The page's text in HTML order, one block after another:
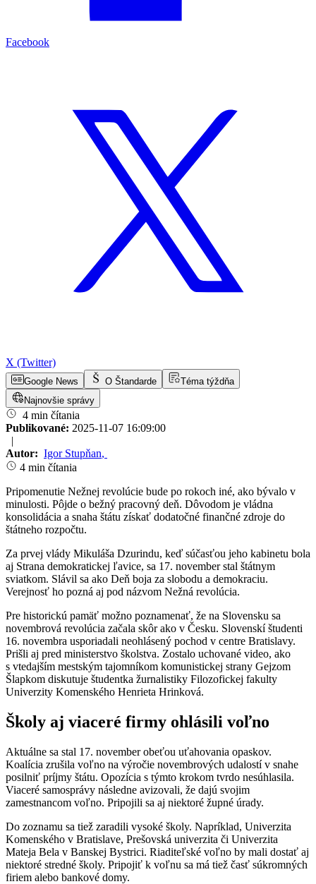
Facebook
X (Twitter)
Google News O Štandarde
Téma týždňa
Najnovšie správy
4 min čítania
Publikované: 2025-11-07 16:09:00
|
Autor: Igor Stupňan,
4 min čítania
Pripomenutie Nežnej revolúcie bude po rokoch iné, ako bývalo v
minulosti. Pôjde o bežný pracovný deň. Dôvodom je vládna
konsolidácia a snaha štátu získať dodatočné finančné zdroje do
štátneho rozpočtu.
Za prvej vlády Mikuláša Dzurindu, keď súčasťou jeho kabinetu bola
aj Strana demokratickej ľavice, sa 17. november stal štátnym
sviatkom. Slávil sa ako Deň boja za slobodu a demokraciu.
Verejnosť ho pozná aj pod názvom Nežná revolúcia.
Pre historickú pamäť možno poznamenať, že na Slovensku sa
novembrová revolúcia začala skôr ako v Česku. Slovenskí študenti
16. novembra usporiadali neohlásený pochod v centre Bratislavy.
Prišli aj pred ministerstvo školstva. Zostalo uchované video, ako
s vtedajším mestským tajomníkom komunistickej strany Gejzom
Šlapkom diskutuje študentka žurnalistiky Filozofickej fakulty
Univerzity Komenského Henrieta Hrinková.
Školy aj viaceré firmy ohlásili voľno
Aktuálne sa stal 17. november obeťou uťahovania opaskov.
Koalícia zrušila voľno na výročie novembrových udalostí v snahe
posilniť príjmy štátu. Opozícia s týmto krokom tvrdo nesúhlasila.
Viaceré samosprávy následne avizovali, že dajú svojim
zamestnancom voľno. Pripojili sa aj niektoré župné úrady.
Do zoznamu sa tiež zaradili vysoké školy. Napríklad, Univerzita
Komenského v Bratislave, Prešovská univerzita či Univerzita
Mateja Bela v Banskej Bystrici. Riaditeľské voľno by mali dostať aj
niektoré stredné školy. Pripojiť k voľnu sa má tiež časť súkromných
firiem alebo bankové domy.